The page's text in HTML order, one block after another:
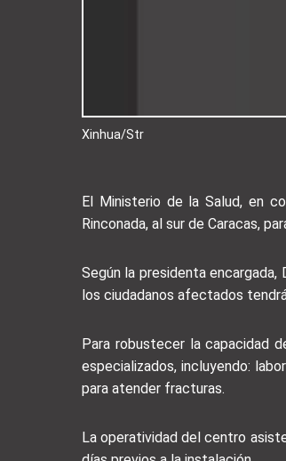
Xinhua/Str
El Ministerio de la Salud, en
Rinconada, al sur de Caracas,
Según la presidenta
los ciudadanos afectados
Para robustecer la capacidad
especializados, incluyendo:
para atender fracturas.
La operatividad del centro